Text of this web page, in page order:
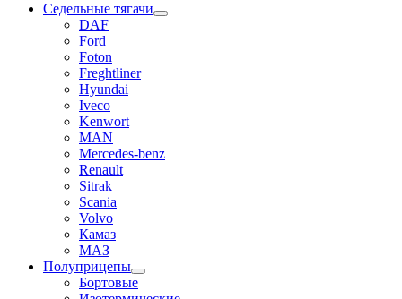
Седельные тягачи
DAF
Ford
Foton
Freghtliner
Hyundai
Iveco
Kenwort
MAN
Mercedes-benz
Renault
Sitrak
Scania
Volvo
Камаз
МАЗ
Полуприцепы
Бортовые